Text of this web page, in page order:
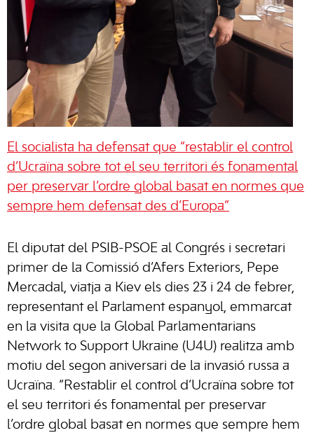
El socialista ha defensat que “restablir el control
d’Ucraïna sobre tot el seu territori és fonamental
per preservar l’ordre global basat en normes que
sempre hem defensat des d’Europa”
El diputat del PSIB-PSOE al Congrés i secretari
primer de la Comissió d’Afers Exteriors, Pepe
Mercadal, viatja a Kiev els dies 23 i 24 de febrer,
representant el Parlament espanyol, emmarcat
en la visita que la Global Parlamentarians
Network to Support Ukraine (U4U) realitza amb
motiu del segon aniversari de la invasió russa a
Ucraïna. “Restablir el control d’Ucraïna sobre tot
el seu territori és fonamental per preservar
l’ordre global basat en normes que sempre hem